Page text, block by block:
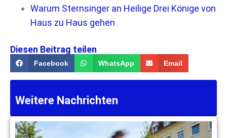
Warum Sternsinger an Heilige Drei Könige von
Haus zu Haus gehen
Diesen Beitrag teilen
Facebook WhatsApp Email
Weitere Nachrichten